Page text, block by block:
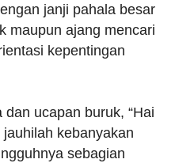
janji pahala besar
maupun ajang mencari
kepentingan
ucapan buruk, “Hai
kebanyakan
sebagian